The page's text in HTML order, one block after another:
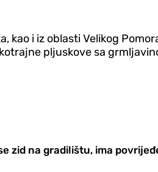
kao i iz oblasti Velikog
pljuskove sa
zid na gradilištu, ima